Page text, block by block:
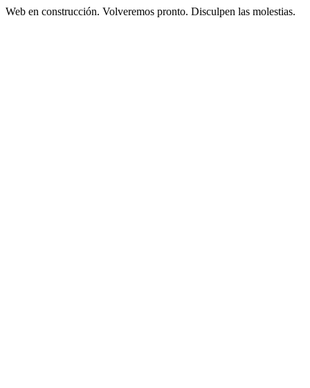
Web en construcción. Volveremos pronto. Disculpen las molestias.